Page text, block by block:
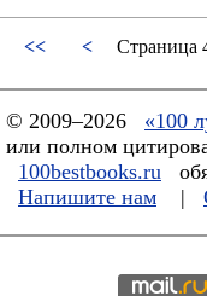
<< < Страница
© 2009–2026 «100
или полном
100bestbooks.ru
Напишите нам
|